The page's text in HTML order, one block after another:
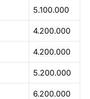
5.100.000
4.200.000
4.200.000
5.200.000
6.200.000